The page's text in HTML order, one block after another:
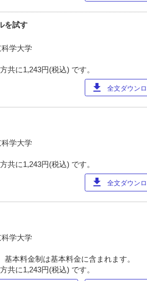
を試す
学大学
共に1,243円(税込) です。
download 全文ダウン
学大学
共に1,243円(税込) です。
download 全文ダウン
学大学
本料金制は基本料金に含まれます。
共に1,243円(税込) です。